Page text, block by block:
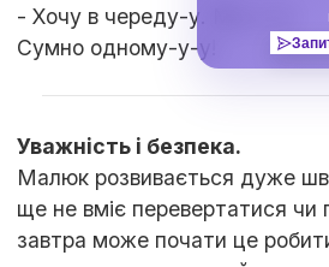
- Хочу в череду-у. Му-у-у!
Сумно одному-у-у!
Уважність і безпека.
Малюк розвивається дуже
ще не вміє перевертатися чи
завтра може почати це